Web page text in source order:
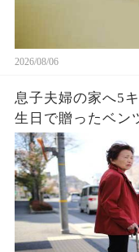
2026/08/06
息子夫婦の家へ5
生日で贈ったベン
るわ！お義母さん
「はぁ…そうか…
獄へw